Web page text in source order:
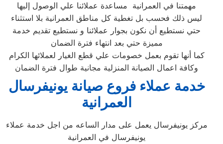
مهمتنا في العمرانية مساعدة عملائنا علي الوصول إليها
ليس ذلك فحسب بل تغطية كل مناطق العمرانية بلا استثناء
حتي نستطيع أن نكون بجوار عملائنا و نستطيع تقديم خدمة
مميزة حتي بعد انتهاء فترة الضمان
كما أنها تقوم بعمل خصومات علي قطع الغيار لعملائها الكرام
وكافة اعمال الصيانة المنزلية مجانية طوال فترة الضمان
خدمة عملاء فروع صيانة يونيفرسال
العمرانية
مركز يونيفرسال يعمل على مدار الساعه من اجل خدمة عملاء
يونيفرسال في العمرانية